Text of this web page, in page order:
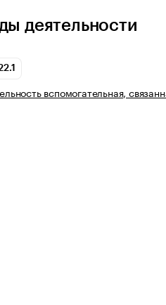
деятельности
вспомогательная,